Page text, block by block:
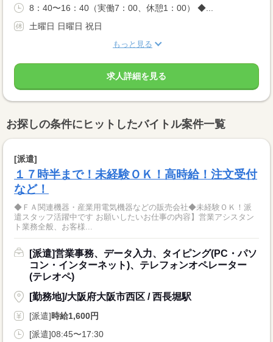
8：40〜16：40（実働7：00、休憩1：00） ◆...
土曜日 日曜日 祝日
もっと見る
求人詳細を見る
お探しの条件にヒットしたバイトル案件一覧
[派遣]
１７時半まで！未経験ＯＫ！高時給！注文受付
など！
◆ＦＡ関連機器・産業用電気機器などの販売会社◆未経験ＯＫ！派
遣スタッフ活躍中です お願いしたいお仕事の内容】営業アシスタン
ト業務全般、お客様...
[派遣]営業事務、データ入力、タイピング(PC・パソ
コン・インターネット)、テレフォンオペレーター
(テレオペ)
[勤務地]/大阪府大阪市西区 / 西長堀駅
[派遣]時給1,600円
[派遣]08:45〜17:30